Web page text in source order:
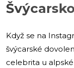
Když se na
švýcarské
celebrita u